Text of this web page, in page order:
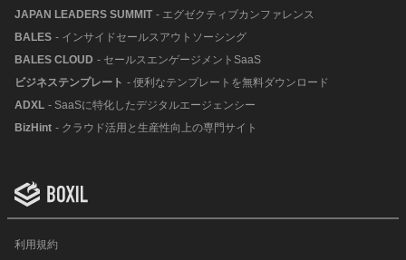
JAPAN LEADERS SUMMIT - エグゼクティブカンファレンス
BALES - インサイドセールスアウトソーシング
BALES CLOUD - セールスエンゲージメントSaaS
ビジネステンプレート - 便利なテンプレートを無料ダウンロード
ADXL - SaaSに特化したデジタルエージェンシー
BizHint - クラウド活用と生産性向上の専門サイト
利用規約